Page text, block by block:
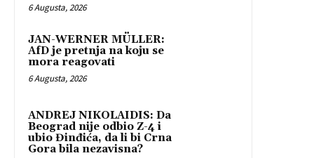
6 Augusta, 2026
JAN-WERNER MÜLLER:
AfD je pretnja na koju se
mora reagovati
6 Augusta, 2026
ANDREJ NIKOLAIDIS: Da
Beograd nije odbio Z-4 i
ubio Đinđića, da li bi Crna
Gora bila nezavisna?